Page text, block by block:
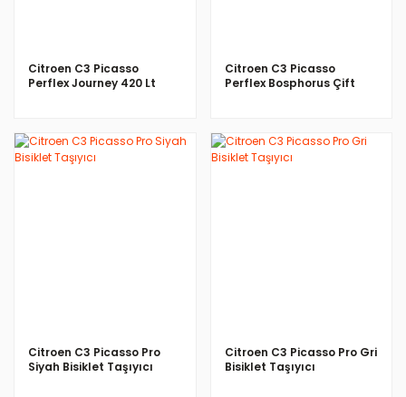
Citroen C3 Picasso
Perflex Journey 420 Lt
Citroen C3 Picasso
Perflex Bosphorus Çift
Citroen C3 Picasso Pro
Siyah Bisiklet Taşıyıcı
Citroen C3 Picasso Pro Gri
Bisiklet Taşıyıcı